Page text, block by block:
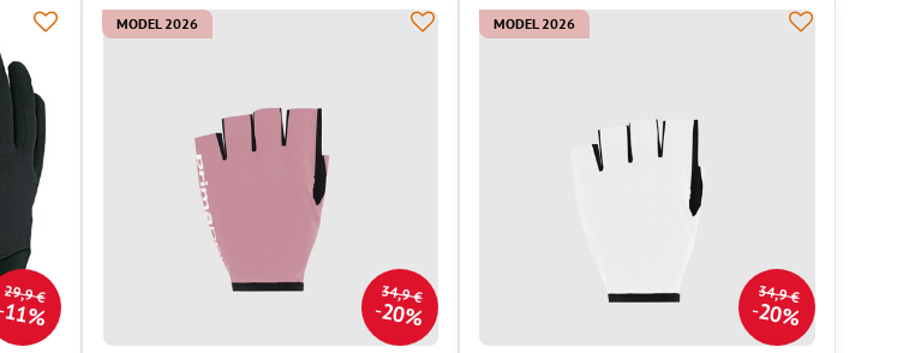
29,9 €
11%
34,9 €
20%
MODEL 2026
34,9 €
20%
MODEL 2026